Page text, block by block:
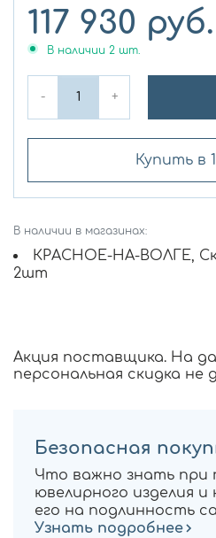
117 930 руб.
В наличии 2 шт.
- +
Купить в
В наличии в магазинах:
КРАСНОЕ-НА-ВОЛГЕ,
2шт
Акция поставщика. На
персональная скидка не
Безопасная
Что важно знать при
ювелирного изделия и
его на подлинность
Узнать подробнее